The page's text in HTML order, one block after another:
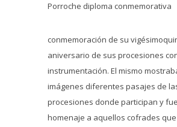
Porroche diploma conmemorativa
conmemoración de su
aniversario de sus procesiones
instrumentación. El mismo
imágenes diferentes pasajes de
procesiones donde participan y
homenaje a aquellos cofrades